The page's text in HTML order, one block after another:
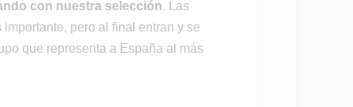
con nuestra selección. Las
pero al final entran y se
que representa a España al más